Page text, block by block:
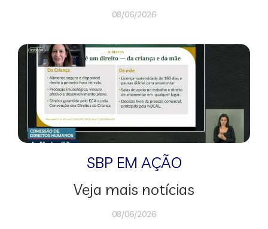
08/06/2026
SBP EM AÇÃO
Veja mais notícias
08/06/2026